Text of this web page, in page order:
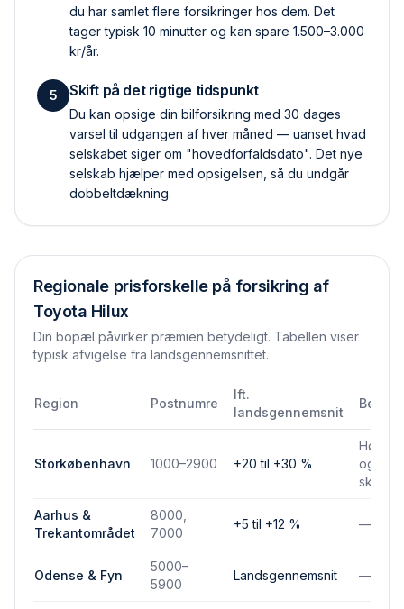
du har samlet flere forsikringer hos dem. Det
tager typisk 10 minutter og kan spare 1.500–3.000
kr/år.
5 Skift på det rigtige tidspunkt
Du kan opsige din bilforsikring med 30 dages
varsel til udgangen af hver måned — uanset hvad
selskabet siger om "hovedforfaldsdato". Det nye
selskab hjælper med opsigelsen, så du undgår
dobbelt­dækning.
Regionale prisforskelle på forsikring af
Toyota Hilux
Din bopæl påvirker præmien betydeligt. Tabellen viser
typisk afvigelse fra landsgennemsnittet.
Region Postnumre
Ift.
landsgennemsnit
Storkøbenhavn 1000–2900 +20 til +30 %
Højere
og
Aarhus &
Trekantområdet
8000,
7000
+5 til +12 % —
Odense & Fyn
5000–
5900
Landsgennemsnit —